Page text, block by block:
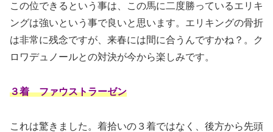
この位できるという事は、この馬に二度勝っているエリキ
ングは強いという事で良いと思います。エリキングの骨折
は非常に残念ですが、来春には間に合うんですかね？。ク
ロワデュノールとの対決が今から楽しみです。
３着 ファウストラーゼン
これは驚きました。着拾いの３着ではなく、後方から先頭